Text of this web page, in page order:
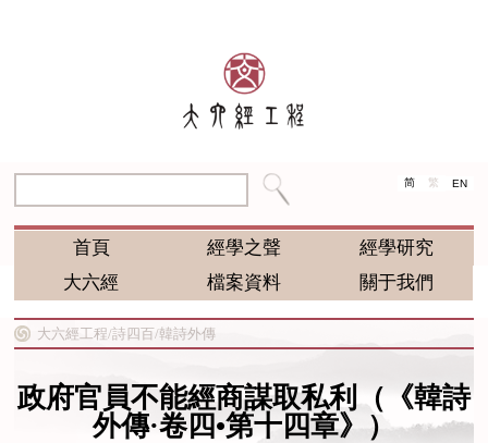
简 繁 EN
首頁 經學之聲
經學研究
大六經
檔案資料 關于我們
大六經工程/詩四百/韓詩外傳
政府官員不能經商謀取私利（《韓詩
外傳·卷四•第十四章》）